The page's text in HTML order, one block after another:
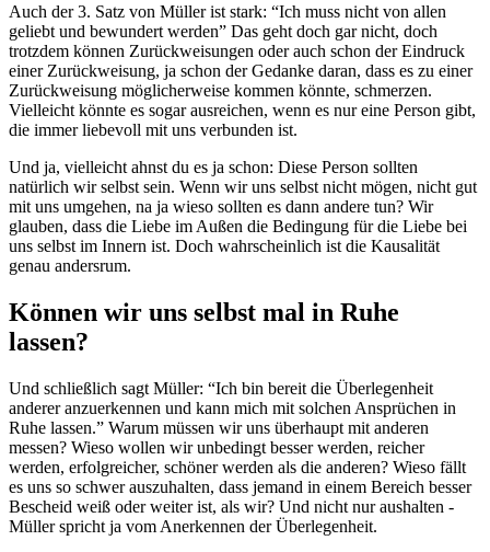
Auch der 3. Satz von Müller ist stark: “Ich muss nicht von allen
geliebt und bewundert werden” Das geht doch gar nicht, doch
trotzdem können Zurückweisungen oder auch schon der Eindruck
einer Zurückweisung, ja schon der Gedanke daran, dass es zu einer
Zurückweisung möglicherweise kommen könnte, schmerzen.
Vielleicht könnte es sogar ausreichen, wenn es nur eine Person gibt,
die immer liebevoll mit uns verbunden ist.
Und ja, vielleicht ahnst du es ja schon: Diese Person sollten
natürlich wir selbst sein. Wenn wir uns selbst nicht mögen, nicht gut
mit uns umgehen, na ja wieso sollten es dann andere tun? Wir
glauben, dass die Liebe im Außen die Bedingung für die Liebe bei
uns selbst im Innern ist. Doch wahrscheinlich ist die Kausalität
genau andersrum.
Können wir uns selbst mal in Ruhe
lassen?
Und schließlich sagt Müller: “Ich bin bereit die Überlegenheit
anderer anzuerkennen und kann mich mit solchen Ansprüchen in
Ruhe lassen.” Warum müssen wir uns überhaupt mit anderen
messen? Wieso wollen wir unbedingt besser werden, reicher
werden, erfolgreicher, schöner werden als die anderen? Wieso fällt
es uns so schwer auszuhalten, dass jemand in einem Bereich besser
Bescheid weiß oder weiter ist, als wir? Und nicht nur aushalten -
Müller spricht ja vom Anerkennen der Überlegenheit.